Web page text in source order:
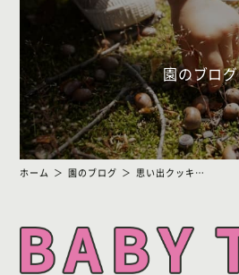
園のブログ
ホーム 園のブログ 思い出クッキング